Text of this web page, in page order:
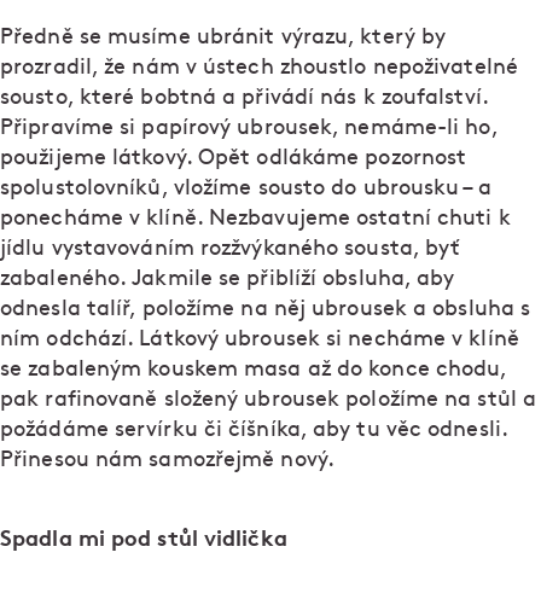
Předně se musíme ubránit výrazu, který by
prozradil, že nám v ústech zhoustlo nepoživatelné
sousto, které bobtná a přivádí nás k zoufalství.
Připravíme si papírový ubrousek, nemáme-li ho,
použijeme látkový. Opět odlákáme pozornost
spolustolovníků, vložíme sousto do ubrousku – a
ponecháme v klíně. Nezbavujeme ostatní chuti k
jídlu vystavováním rozžvýkaného sousta, byť
zabaleného. Jakmile se přiblíží obsluha, aby
odnesla talíř, položíme na něj ubrousek a obsluha s
ním odchází. Látkový ubrousek si necháme v klíně
se zabaleným kouskem masa až do konce chodu,
pak rafinovaně složený ubrousek položíme na stůl a
požádáme servírku či číšníka, aby tu věc odnesli.
Přinesou nám samozřejmě nový.
Spadla mi pod stůl vidlička